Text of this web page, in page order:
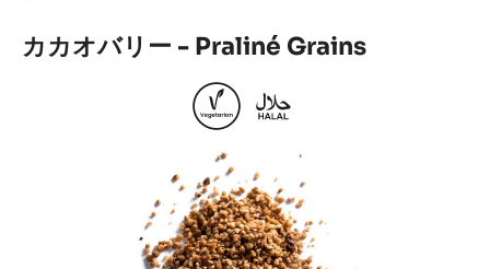
カカオバリー - Praliné Grains